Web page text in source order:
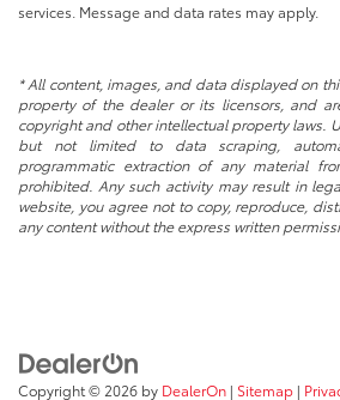
services. Message and data rates may apply.
* All content, images, and data displayed on
property of the dealer or its licensors, and
copyright and other intellectual property laws.
but not limited to data scraping,
programmatic extraction of any material
prohibited. Any such activity may result in
website, you agree not to copy, reproduce,
any content without the express written
Copyright © 2026 by DealerOn | Sitemap |